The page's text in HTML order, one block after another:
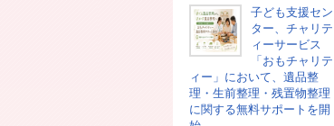
子ども支援セン
ター、チャリテ
ィーサービス
「おもチャリテ
ィー」において、遺品整
理・生前整理・残置物整理
に関する無料サポートを開